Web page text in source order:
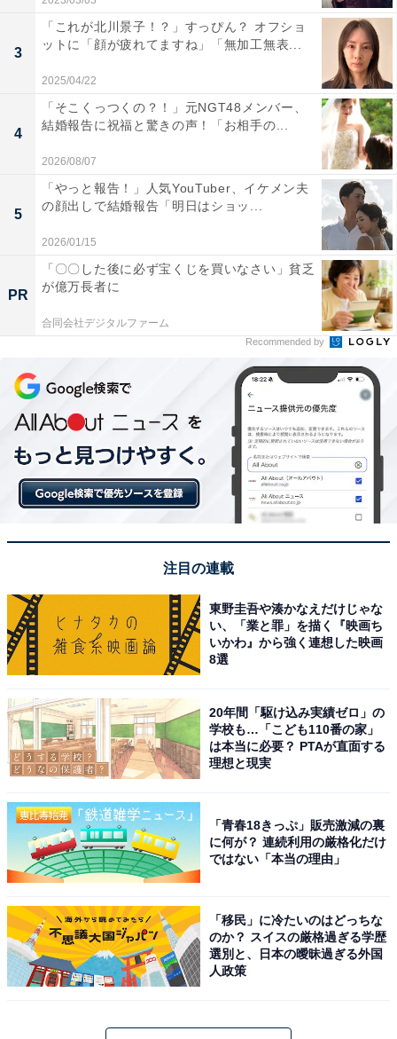
3
「これが北川景子！？」すっぴん？ オフショ
ットに「顔が疲れてますね」「無加工無表...
2025/04/22
4
「そこくっつくの？！」元NGT48メンバー、
結婚報告に祝福と驚きの声！「お相手の...
2026/08/07
5
「やっと報告！」人気YouTuber、イケメン夫
の顔出しで結婚報告「明日はショッ...
2026/01/15
PR
「〇〇した後に必ず宝くじを買いなさい」貧乏
が億万長者に
合同会社デジタルファーム
Recommended by
注目の連載
東野圭吾や湊かなえだけじゃな
い、「業と罪」を描く『映画ち
いかわ』から強く連想した映画
8選
20年間「駆け込み実績ゼロ」の
学校も…「こども110番の家」
は本当に必要？ PTAが直面する
理想と現実
「青春18きっぷ」販売激減の裏
に何が？ 連続利用の厳格化だけ
ではない「本当の理由」
「移民」に冷たいのはどっちな
のか？ スイスの厳格過ぎる学歴
選別と、日本の曖昧過ぎる外国
人政策